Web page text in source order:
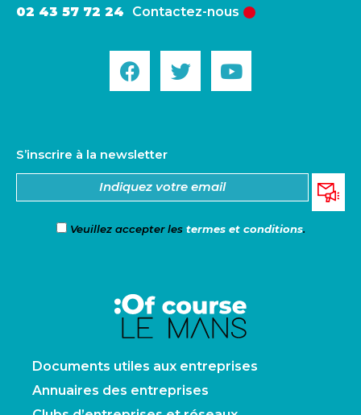
02 43 57 72 24 Contactez-nous
S’inscrire à la newsletter
Veuillez accepter les termes et conditions.
Documents utiles aux entreprises
Annuaires des entreprises